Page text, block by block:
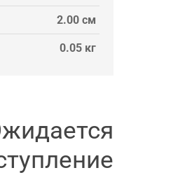
2.00 см
0.05 кг